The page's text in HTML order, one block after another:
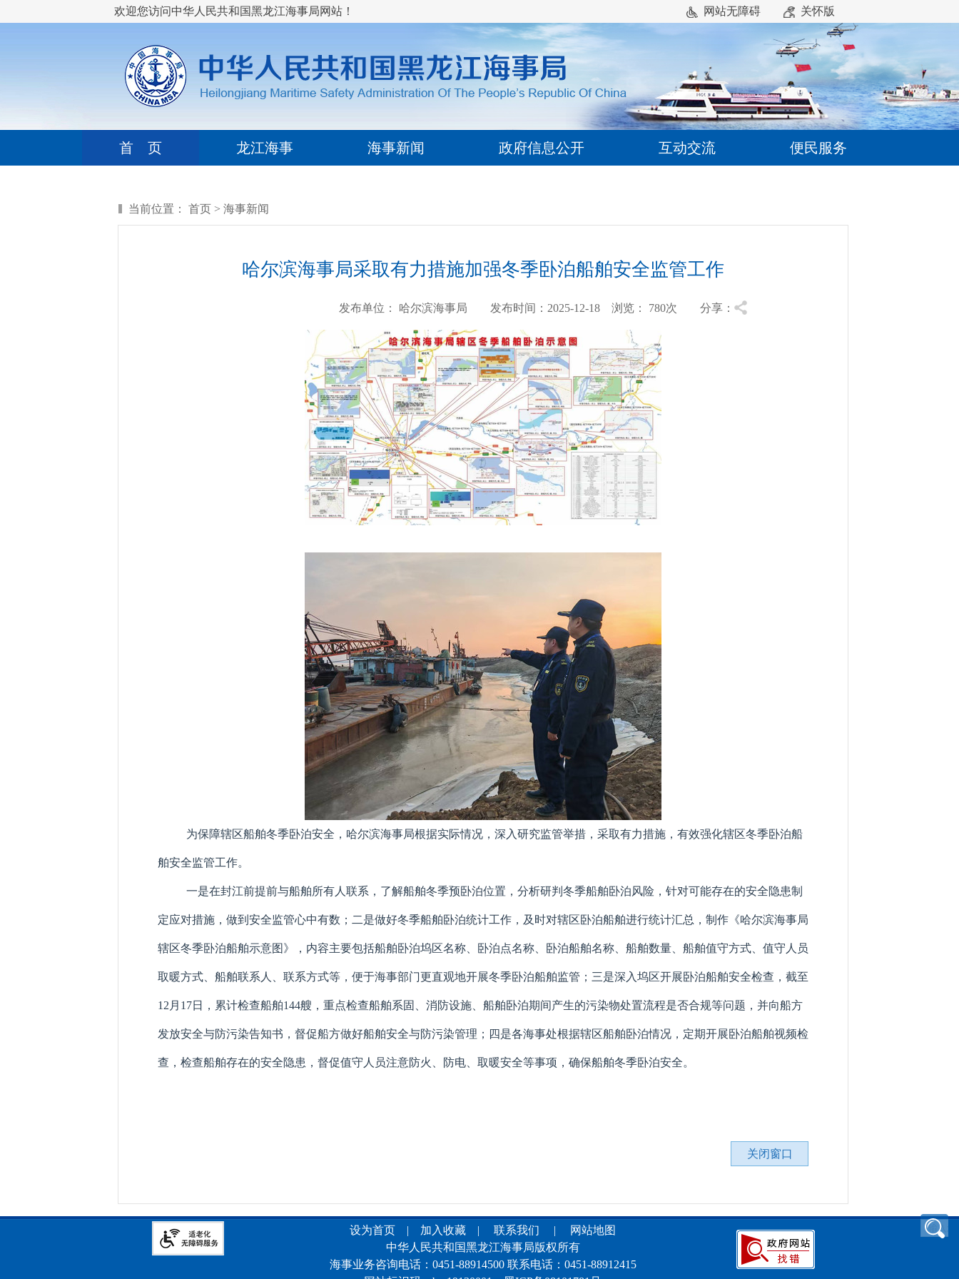
欢迎您访问中华人民共和国黑龙江海事局网站！ 网站无障碍 关怀版
首 页 龙江海事 海事新闻 政府信息公开 互动交流 便民服务
当前位置： 首页 > 海事新闻
哈尔滨海事局采取有力措施加强冬季卧泊船舶安全监管工作
发布单位： 哈尔滨海事局 发布时间：2025-12-18 浏览： 780次 分享：
为保障辖区船舶冬季卧泊安全，哈尔滨海事局根据实际情况，深入研究监管举措，采取有力措施，有效强化辖区冬季卧泊船
舶安全监管工作。
一是在封江前提前与船舶所有人联系，了解船舶冬季预卧泊位置，分析研判冬季船舶卧泊风险，针对可能存在的安全隐患制
定应对措施，做到安全监管心中有数；二是做好冬季船舶卧泊统计工作，及时对辖区卧泊船舶进行统计汇总，制作《哈尔滨海事局
辖区冬季卧泊船舶示意图》，内容主要包括船舶卧泊坞区名称、卧泊点名称、卧泊船舶名称、船舶数量、船舶值守方式、值守人员
取暖方式、船舶联系人、联系方式等，便于海事部门更直观地开展冬季卧泊船舶监管；三是深入坞区开展卧泊船舶安全检查，截至
12月17日，累计检查船舶144艘，重点检查船舶系固、消防设施、船舶卧泊期间产生的污染物处置流程是否合规等问题，并向船方
发放安全与防污染告知书，督促船方做好船舶安全与防污染管理；四是各海事处根据辖区船舶卧泊情况，定期开展卧泊船舶视频检
查，检查船舶存在的安全隐患，督促值守人员注意防火、防电、取暖安全等事项，确保船舶冬季卧泊安全。
关闭窗口
设为首页 | 加入收藏 |联系我们 | 网站地图
中华人民共和国黑龙江海事局版权所有
海事业务咨询电话：0451-88914500 联系电话：0451-88912415